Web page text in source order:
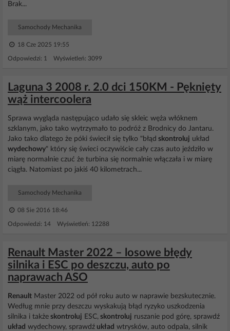
Brak...
Samochody Mechanika
18 Cze 2025 19:55
Odpowiedzi: 1 Wyświetleń: 3099
Laguna 3 2008 r. 2.0 dci 150KM - Pęknięty
wąż intercoolera
Sprawa wygląda następująco udało się skleic węża włóknem
szklanym, jako tako wytrzymało to podróż z Brodnicy do Jantaru.
Jako tako dlatego że póki świecił się tylko "błąd skontroluj układ
wydechowy" który się świeci oczywiście cały czas auto jeździło w
miarę normalnie czuć że turbina się normalnie włączała i w miarę
ciągła. Natomiast po jakiś 40 kilometrach...
Samochody Mechanika
08 Sie 2016 18:46
Odpowiedzi: 14 Wyświetleń: 12288
Renault Master 2022 – losowe błędy
silnika i ESC po deszczu, auto po
naprawach ASO
Renault Master 2022 od pół roku auto w naprawie bezskutecznie.
Według mnie przy deszczu wyskakują błąd ryzyko uszkodzenia
silnika i także skontroluj ESC, skontroluj ruszanie pod górę, sprawdź
układ wydechowy, sprawdź układ wtrysków, auto odpala, silnik